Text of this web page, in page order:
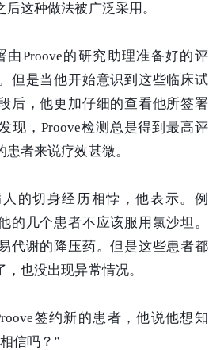
这种做法被广泛采用。
由Proove的研究助理准备好的评
但是当他开始意识到这些临床试
后，他更加仔细的查看他所签署
现，Proove检测总是得到最高评
者来说疗效甚微。
的切身经历相悖，他表示。例
的几个患者不应该服用氯沙坦。
代谢的降压药。但是这些患者都
也没出现异常情况。
签约新的患者，他说他想知
信吗？”